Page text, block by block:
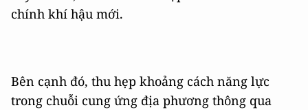
chính khí hậu mới.
Bên cạnh đó, thu hẹp khoảng cách năng lực
trong chuỗi cung ứng địa phương thông qua